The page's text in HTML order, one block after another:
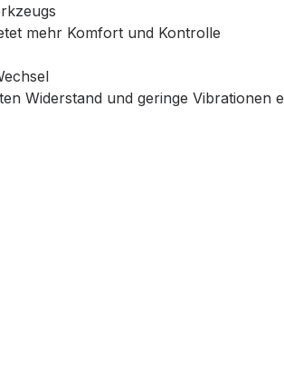
mehr Komfort und Kontrolle
Widerstand und geringe Vibrationen